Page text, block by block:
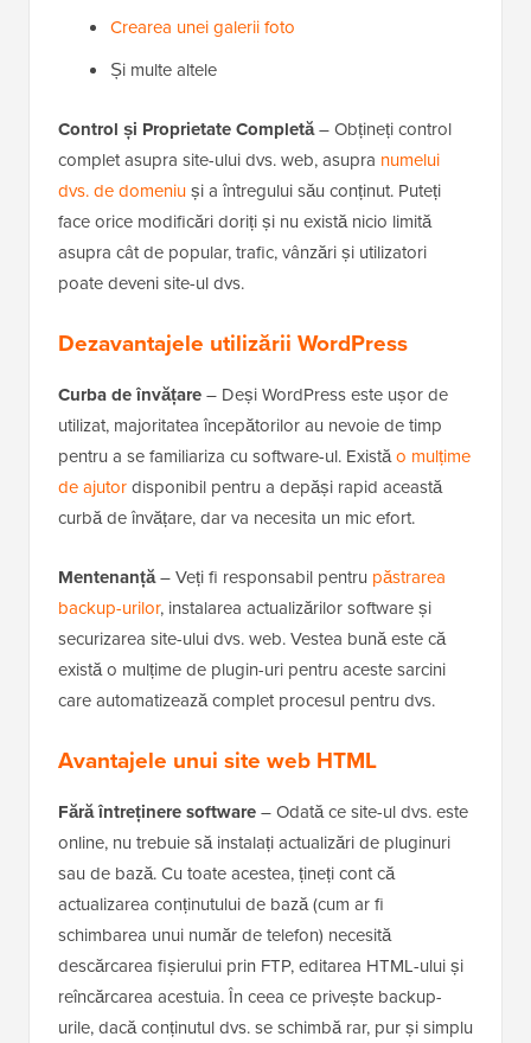
Crearea unei galerii foto
Și multe altele
Control și Proprietate Completă– Obțineți control
complet asupra site-ului dvs. web, asupra numelui
dvs. de domeniuși a întregului său conținut. Puteți
face orice modificări doriți și nu există nicio limită
asupra cât de popular, trafic, vânzări și utilizatori
poate deveni site-ul dvs.
Dezavantajele utilizării WordPress
Curba de învățare– Deși WordPress este ușor de
utilizat, majoritatea începătorilor au nevoie de timp
pentru a se familiariza cu software-ul. Existăo mulțime
de ajutordisponibil pentru a depăși rapid această
curbă de învățare, dar va necesita un mic efort.
Mentenanță– Veți fi responsabil pentru păstrarea
backup-urilor, instalarea actualizărilor software și
securizarea site-ului dvs. web. Vestea bună este că
există o mulțime de plugin-uri pentru aceste sarcini
care automatizează complet procesul pentru dvs.
Avantajele unui site web HTML
Fără întreținere software– Odată ce site-ul dvs. este
online, nu trebuie să instalați actualizări de pluginuri
sau de bază. Cu toate acestea, țineți cont că
actualizarea conținutului de bază (cum ar fi
schimbarea unui număr de telefon) necesită
descărcarea fișierului prin FTP, editarea HTML-ului și
reîncărcarea acestuia. În ceea ce privește backup-
urile, dacă conținutul dvs. se schimbă rar, pur și simplu